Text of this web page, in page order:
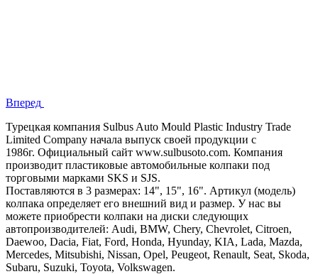
Вперед
Турецкая компания Sulbus Auto Mould Plastic Industry Trade
Limited Company начала выпуск своей продукции с
1986г. Официальный сайт www.sulbusoto.com. Компания
производит пластиковые автомобильные колпаки под
торговыми марками SKS и SJS.
Поставляются в 3 размерах: 14", 15", 16". Артикул (модель)
колпака определяет его внешний вид и размер. У нас вы
можете приобрести колпаки на диски следующих
автопроизводителей: Audi, BMW, Chery, Chevrolet, Citroen,
Daewoo, Dacia, Fiat, Ford, Honda, Hyunday, KIA, Lada, Mazda,
Mercedes, Mitsubishi, Nissan, Opel, Peugeot, Renault, Seat, Skoda,
Subaru, Suzuki, Toyota, Volkswagen.